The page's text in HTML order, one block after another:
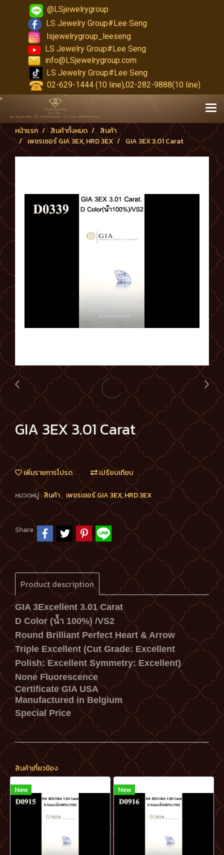
@LSjewelrygroup
LS Jewelry Group#Lee Seng
lsjewelrygroup_leeseng
LS Jewelry Group#Lee Seng
info@LSjewelrygroup.com
LS Jewelry Group#Lee Seng
02-629-1444 (10 line),02-282-9888(10 line)
หน้าแรก สินค้าทั้งหมด
สินค้า
เพชรเซอร์ GIA 3EX, HRD 3EX
GIA 3EX 3.01 Carat
GIA 3EX 3.01 Carat
เพิ่มรายการโปรด เปรียบเทียบ
หมวดหมู่ :สินค้า, เพชรเซอร์ GIA 3EX, HRD 3EX
Share
Product description
GIA 3Excellent 3.01 Carat
D Color (น้ำ 100%) /VS2
Round Brilliant Perfect Heart & Arrow
Triple Excellent (Cut Grade: Excellent
Polish: Excellent Symmetry: Excellent)
None Fluorescence
Certificate GIA USA
Manufactured in Belgium
Special Price
สินค้าเกี่ยวข้อง
New New